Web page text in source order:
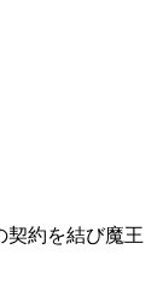
契約を結び魔王